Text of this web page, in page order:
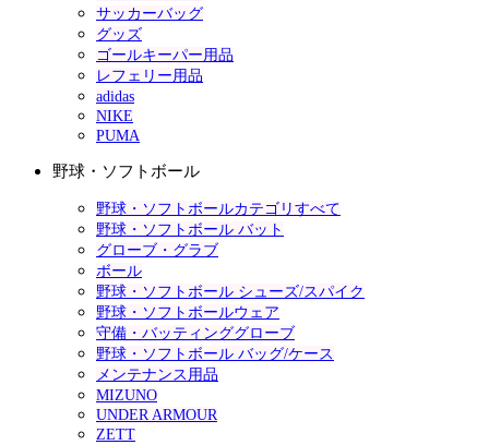
サッカーバッグ
グッズ
ゴールキーパー用品
レフェリー用品
adidas
NIKE
PUMA
野球・ソフトボール
野球・ソフトボールカテゴリすべて
野球・ソフトボール バット
グローブ・グラブ
ボール
野球・ソフトボール シューズ/スパイク
野球・ソフトボールウェア
守備・バッティンググローブ
野球・ソフトボール バッグ/ケース
メンテナンス用品
MIZUNO
UNDER ARMOUR
ZETT